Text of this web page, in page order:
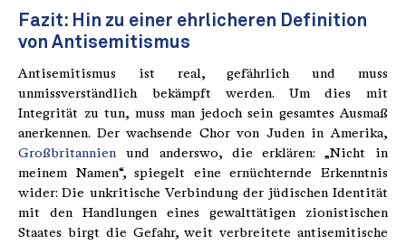
Fazit: Hin zu einer ehrlicheren Definition
von Antisemitismus
Antisemitismus ist real, gefährlich und muss
unmissverständlich bekämpft werden. Um dies mit
Integrität zu tun, muss man jedoch sein gesamtes Ausmaß
anerkennen. Der wachsende Chor von Juden in Amerika,
Großbritannien und anderswo, die erklären: „Nicht in
meinem Namen“, spiegelt eine ernüchternde Erkenntnis
wider: Die unkritische Verbindung der jüdischen Identität
mit den Handlungen eines gewalttätigen zionistischen
Staates birgt die Gefahr, weit verbreitete antisemitische